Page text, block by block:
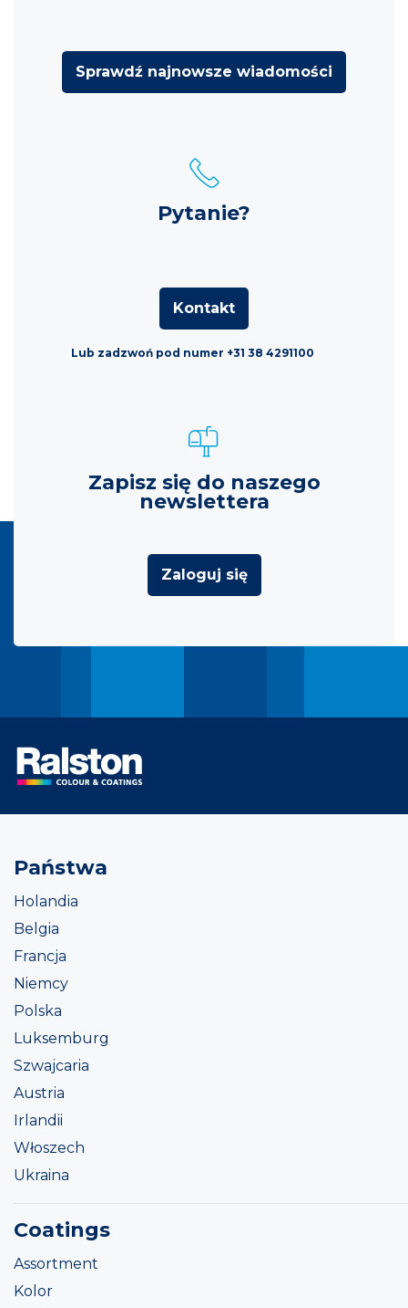
Sprawdź najnowsze wiadomości
Pytanie?
Kontakt
Lub zadzwoń pod numer +31 38 4291100
Zapisz się do naszego
newslettera
Zaloguj się
Państwa
Holandia
Belgia
Francja
Niemcy
Polska
Luksemburg
Szwajcaria
Austria
Irlandii
Włoszech
Ukraina
Coatings
Assortment
Kolor